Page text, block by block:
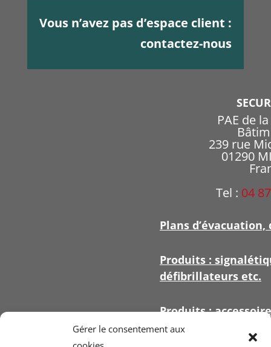
Gérer le consentement aux
Vous n’avez pas d’espace client :
contactez-nous
PAE de
239 rue
01290
Tel : 04
Plans
Produits :
défibrillateurs etc.
Produits :
signalétique